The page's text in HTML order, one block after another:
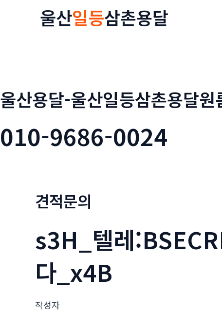
뛰
기
울산일등삼촌용달
울산용달-울산일등삼촌용달원
010-9686-0024
견적문의
s3H_텔레
다_x4B
작성자